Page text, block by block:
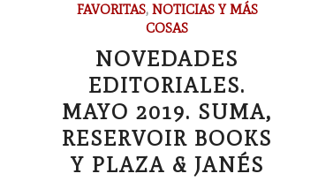
FAVORITAS, NOTICIAS Y MÁS
COSAS
NOVEDADES
EDITORIALES.
MAYO 2019. SUMA,
RESERVOIR BOOKS
Y PLAZA & JANÉS